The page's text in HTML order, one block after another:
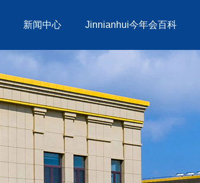
新闻中心 Jinnianhui今年会百科